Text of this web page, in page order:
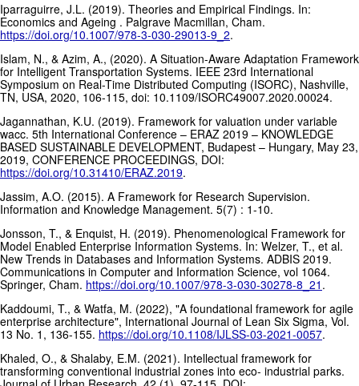
Iparraguirre, J.L. (2019). Theories and Empirical Findings. In:
Economics and Ageing . Palgrave Macmillan, Cham.
https://doi.org/10.1007/978-3-030-29013-9_2.
Islam, N., & Azim, A., (2020). A Situation-Aware Adaptation Framework
for Intelligent Transportation Systems. IEEE 23rd International
Symposium on Real-Time Distributed Computing (ISORC), Nashville,
TN, USA, 2020, 106-115, doi: 10.1109/ISORC49007.2020.00024.
Jagannathan, K.U. (2019). Framework for valuation under variable
wacc. 5th International Conference – ERAZ 2019 – KNOWLEDGE
BASED SUSTAINABLE DEVELOPMENT, Budapest – Hungary, May 23,
2019, CONFERENCE PROCEEDINGS, DOI:
https://doi.org/10.31410/ERAZ.2019.
Jassim, A.O. (2015). A Framework for Research Supervision.
Information and Knowledge Management. 5(7) : 1-10.
Jonsson, T., & Enquist, H. (2019). Phenomenological Framework for
Model Enabled Enterprise Information Systems. In: Welzer, T., et al.
New Trends in Databases and Information Systems. ADBIS 2019.
Communications in Computer and Information Science, vol 1064.
Springer, Cham. https://doi.org/10.1007/978-3-030-30278-8_21 .
Kaddoumi, T., & Watfa, M. (2022), "A foundational framework for agile
enterprise architecture", International Journal of Lean Six Sigma, Vol.
13 No. 1, 136-155. https://doi.org/10.1108/IJLSS-03-2021-0057.
Khaled, O., & Shalaby, E.M. (2021). Intellectual framework for
transforming conventional industrial zones into eco- industrial parks.